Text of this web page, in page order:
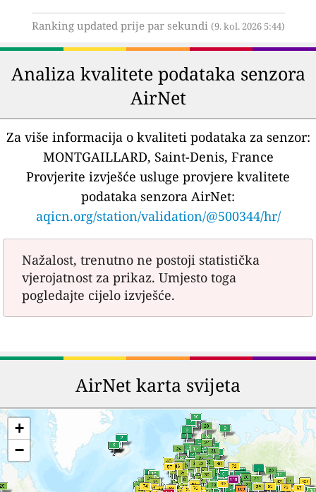
Ranking updated prije par sekundi (9. kol. 2026 5:44)
Analiza kvalitete podataka senzora
AirNet
Za više informacija o kvaliteti podataka za senzor:
MONTGAILLARD, Saint-Denis, France
Provjerite izvješće usluge provjere kvalitete
podataka senzora AirNet:
aqicn.org/station/validation/@500344/hr/
Nažalost, trenutno ne postoji statistička
vjerojatnost za prikaz. Umjesto toga
pogledajte cijelo izvješće.
AirNet karta svijeta
+
−